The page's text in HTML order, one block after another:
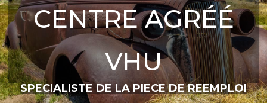
CENTRE AGRÉÉ
VHU
SPÉCIALISTE DE LA PIÈCE DE RÉEMPLOI